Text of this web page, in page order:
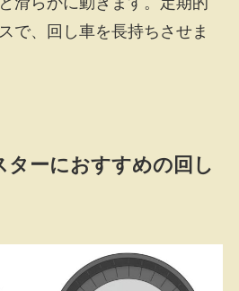
で、回し車を長持ちさせま
ターにおすすめの回し